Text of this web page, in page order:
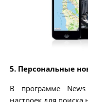
5. Персональные
В программе